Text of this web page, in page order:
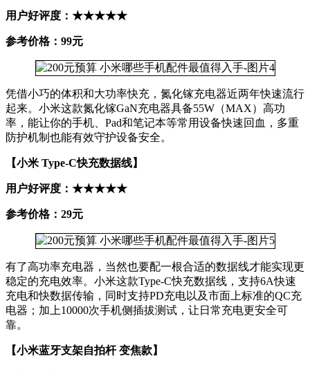
用户好评度：★★★★★
参考价格：99元
凭借小巧的体积和大功率快充，氮化镓充电器近两年快速流行
起来。小米这款氮化镓GaN充电器具备55W（MAX）高功
率，能让你的手机、Pad和笔记本等常用设备快速回血，多重
防护机制也能有效守护设备安全。
【小米 Type-C快充数据线】
用户好评度：★★★★★
参考价格：29元
有了高功率充电器，当然也要配一根合适的数据线才能实现更
稳定的充电效率。小米这款Type-C快充数据线，支持6A快速
充电和快数据传输，同时支持PD充电以及市面上标准的QC充
电器；加上10000次手机侧插拔测试，让日常充电更安全可
靠。
【小米蓝牙支架自拍杆 变焦款】